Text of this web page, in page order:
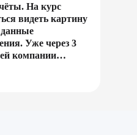
На курс
видеть картину
Уже через 3
компании